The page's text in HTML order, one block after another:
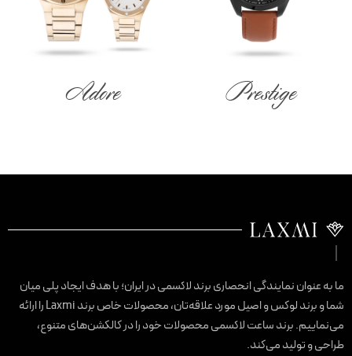
Prestige
Adore
به عنوان نمایندگی انحصاری برند لاکسمی در ایران؛ با هدف ایجاد پلی میان
شما و برند لوکس و اصیل مورد علاقه‌تان، محصولات خاص برند Laxmi را ارائه
برند ساعت لاکسمی محصولات خود را در کالکشن‌های متنوع،
و تولید می‌کند.